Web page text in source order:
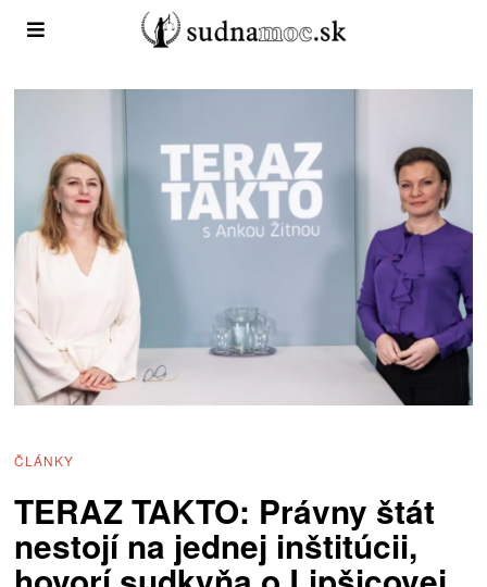
ČLÁNKY
TERAZ TAKTO: Právny štát
nestojí na jednej inštitúcii,